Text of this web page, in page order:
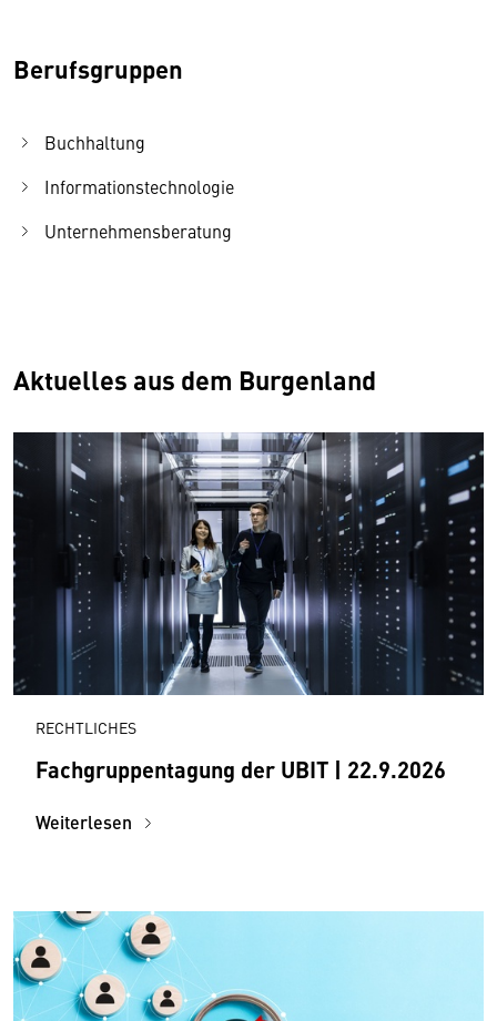
Berufsgruppen
Buchhaltung
Informationstechnologie
Unternehmensberatung
Aktuelles aus dem Burgenland
RECHTLICHES
Fachgruppentagung der UBIT | 22.9.2026
Weiterlesen